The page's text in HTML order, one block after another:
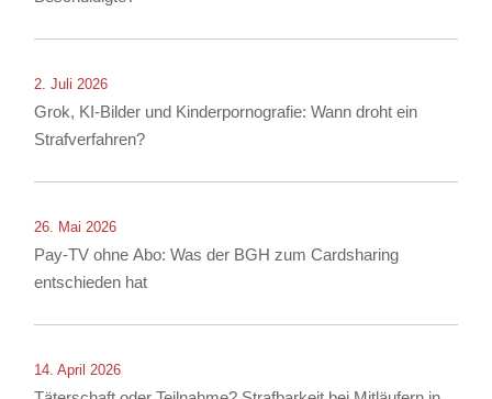
2. Juli 2026
Grok, KI-Bilder und Kinderpornografie: Wann droht ein
Strafverfahren?
26. Mai 2026
Pay-TV ohne Abo: Was der BGH zum Cardsharing
entschieden hat
14. April 2026